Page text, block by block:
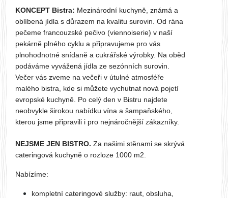
KONCEPT Bistra: Mezinárodní kuchyně, známá a
oblíbená jídla s důrazem na kvalitu surovin. Od rána
pečeme francouzské pečivo (viennoiserie) v naší
pekárně plného cyklu a připravujeme pro vás
plnohodnotné snídaně a cukrářské výrobky. Na oběd
podáváme vyvážená jídla ze sezónních surovin.
Večer vás zveme na večeři v útulné atmosféře
malého bistra, kde si můžete vychutnat nová pojetí
evropské kuchyně. Po celý den v Bistru najdete
neobvykle širokou nabídku vína a šampaňského,
kterou jsme připravili i pro nejnáročnější zákazníky.
NEJSME JEN BISTRO. Za našimi stěnami se skrývá
cateringová kuchyně o rozloze 1000 m2.
Nabízíme:
kompletní cateringové služby: raut, obsluha,